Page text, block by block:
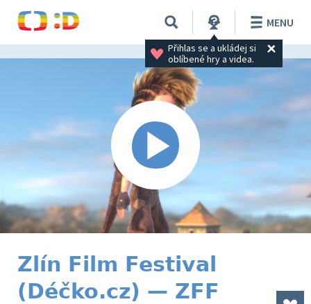
Přihlas se a ukládej si
oblíbené hry a videa.
MENU
Zlín Film Festival
(Déčko.cz) — ZFF